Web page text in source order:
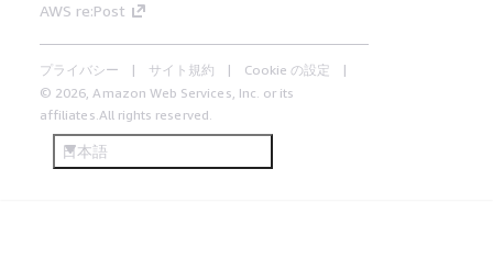
AWS re:Post
プライバシー サイト規約
Cookie の設定
© 2026, Amazon Web Services, Inc. or its
affiliates.All rights reserved.
日本語